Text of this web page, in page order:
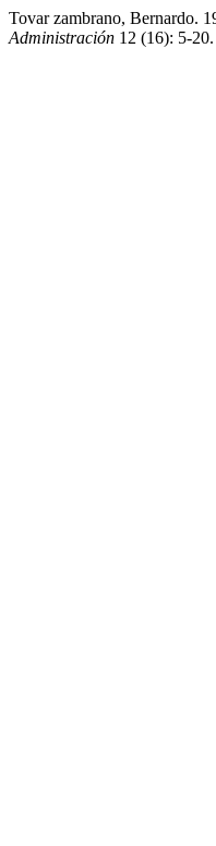
Tovar zambrano, Bernardo.
Administración 12 (16): 5-20.